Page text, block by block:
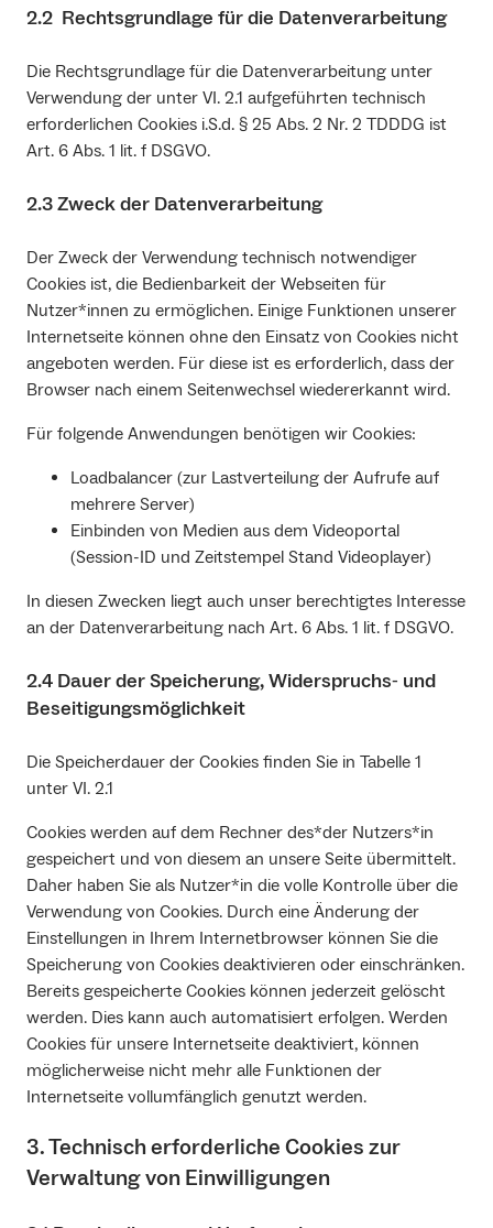
2.2 Rechtsgrundlage für die Datenverarbeitung
Die Rechtsgrundlage für die Datenverarbeitung unter
Verwendung der unter VI. 2.1 aufgeführten technisch
erforderlichen Cookies i.S.d. § 25 Abs. 2 Nr. 2 TDDDG ist
Art. 6 Abs. 1 lit. f DSGVO.
2.3 Zweck der Datenverarbeitung
Der Zweck der Verwendung technisch notwendiger
Cookies ist, die Bedienbarkeit der Webseiten für
Nutzer*innen zu ermöglichen. Einige Funktionen unserer
Internetseite können ohne den Einsatz von Cookies nicht
angeboten werden. Für diese ist es erforderlich, dass der
Browser nach einem Seitenwechsel wiedererkannt wird.
Für folgende Anwendungen benötigen wir Cookies:
Loadbalancer (zur Lastverteilung der Aufrufe auf
mehrere Server)
Einbinden von Medien aus dem Videoportal
(Session-ID und Zeitstempel Stand Videoplayer)
In diesen Zwecken liegt auch unser berechtigtes Interesse
an der Datenverarbeitung nach Art. 6 Abs. 1 lit. f DSGVO.
2.4 Dauer der Speicherung, Widerspruchs‐ und
Beseitigungsmöglichkeit
Die Speicherdauer der Cookies finden Sie in Tabelle 1
unter VI. 2.1
Cookies werden auf dem Rechner des*der Nutzers*in
gespeichert und von diesem an unsere Seite übermittelt.
Daher haben Sie als Nutzer*in die volle Kontrolle über die
Verwendung von Cookies. Durch eine Änderung der
Einstellungen in Ihrem Internetbrowser können Sie die
Speicherung von Cookies deaktivieren oder einschränken.
Bereits gespeicherte Cookies können jederzeit gelöscht
werden. Dies kann auch automatisiert erfolgen. Werden
Cookies für unsere Internetseite deaktiviert, können
möglicherweise nicht mehr alle Funktionen der
Internetseite vollumfänglich genutzt werden.
3. Technisch erforderliche Cookies zur
Verwaltung von Einwilligungen